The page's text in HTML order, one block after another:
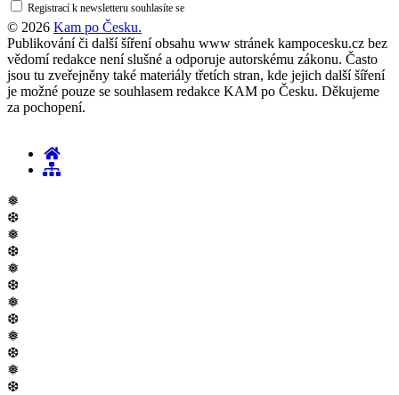
Registrací k newsletteru souhlasíte se
© 2026 Kam po Česku.
Publikování či další šíření obsahu www stránek kampocesku.cz bez
vědomí redakce není slušné a odporuje autorskému zákonu. Často
jsou tu zveřejněny také materiály třetích stran, kde jejich další šíření
je možné pouze se souhlasem redakce KAM po Česku. Děkujeme
za pochopení.
❅
❆
❅
❆
❅
❆
❅
❆
❅
❆
❅
❆